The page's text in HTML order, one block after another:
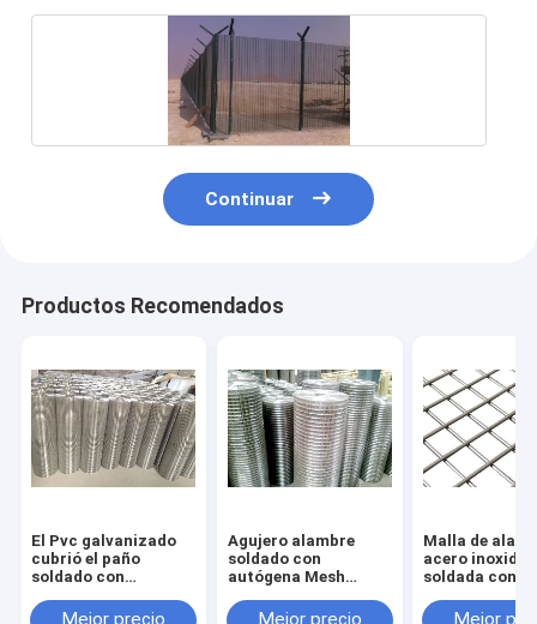
Continuar
Productos Recomendados
El Pvc galvanizado
cubrió el paño
soldado con
hardware de Mesh
Agujero alambre
soldado con
autógena Mesh
Sheets Screen de 1x2
Malla de
acero
soldada con
indicadores